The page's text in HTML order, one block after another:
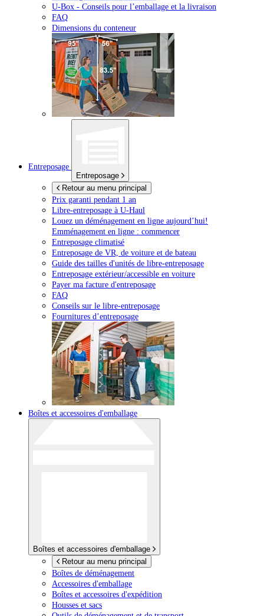
U-Box - Conseils pour l’emballage et la livraison
FAQ
Dimensions du conteneur
Entreposage
Entreposage
Retour au menu principal
Prix garanti pendant 1 an
Libre-entreposage à U-Haul
Louez un déménagement en ligne aujourd’hui!
Emménagement en ligne : commencer
Entreposage climatisé
Entreposage de VR, de voiture et de bateau
Guide des tailles d'unités de libre-entreposage
Entreposage extérieur/accessible en voiture
Payer ma facture d'entreposage
FAQ
Conseils sur le libre-entreposage
Fournitures d’entreposage
Boîtes et accessoires d'emballage
Boîtes et accessoires d'emballage
Retour au menu principal
Boîtes de déménagement
Accessoires d'emballage
Boîtes et accessoires d'expédition
Housses et sacs